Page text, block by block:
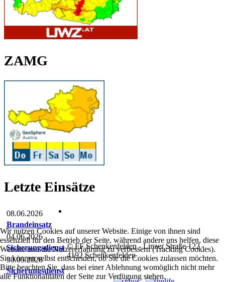
ZAMG
Letzte Einsätze
08.06.2026
Brandeinsatz
04.06.2026
Sicherungsdienst
30.05.2026
Sicherungsdienst
© FF Schenkenfelden - Linzer Straße 122 -
4192 Schenkenfelden
Wir nutzen Cookies auf unserer Website. Einige von ihnen sind
essenziell für den Betrieb der Seite, während andere uns helfen, diese
Website und die Nutzererfahrung zu verbessern (Tracking Cookies).
Sie können selbst entscheiden, ob Sie die Cookies zulassen möchten.
Bitte beachten Sie, dass bei einer Ablehnung womöglich nicht mehr
alle Funktionalitäten der Seite zur Verfügung stehen.